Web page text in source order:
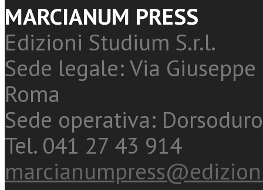
MARCIANUM PRESS
Edizioni Studium S.r.l.
Sede legale: Via
Roma
Sede operativa:
Tel. 041 27 43 914